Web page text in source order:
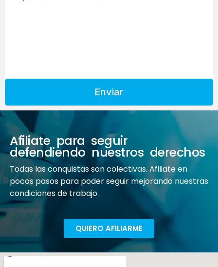
Enviar
Afiliate para seguir
defendiendo nuestros derechos
Todas las conquistas son colectivas. Afiliate en
pocos pasos para poder seguir mejorando nuestras
condiciones de trabajo.
QUIERO AFILIARME